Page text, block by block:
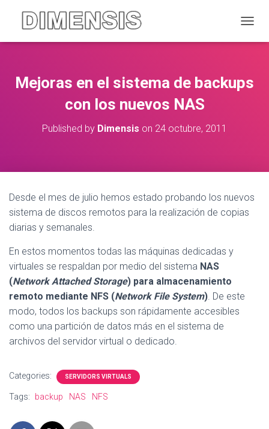
Mejoras en el sistema de backups
con los nuevos NAS
Published by Dimensis on 24 octubre, 2011
Desde el mes de julio hemos estado probando los nuevos
sistema de discos remotos para la realización de copias
diarias y semanales.
En estos momentos todas las máquinas dedicadas y
virtuales se respaldan por medio del sistema NAS
(Network Attached Storage) para almacenamiento
remoto mediante NFS (Network File System). De este
modo, todos los backups son rápidamente accesibles
como una partición de datos más en el sistema de
archivos del servidor virtual o dedicado.
Categories: SERVIDORS VIRTUALS
Tags: backup NAS NFS